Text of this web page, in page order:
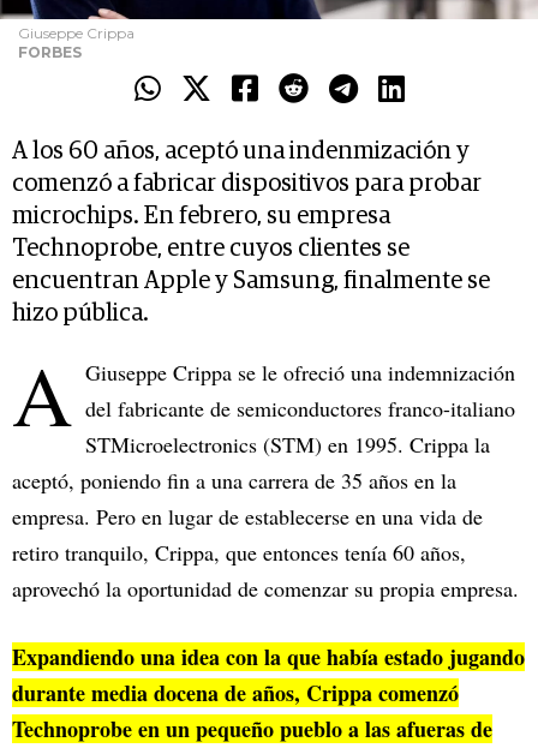
Giuseppe Crippa
FORBES
A los 60 años, aceptó una indenmización y
comenzó a fabricar dispositivos para probar
microchips. En febrero, su empresa
Technoprobe, entre cuyos clientes se
encuentran Apple y Samsung, finalmente se
hizo pública.
A Giuseppe Crippa se le ofreció una indemnización
del fabricante de semiconductores franco-italiano
STMicroelectronics (STM) en 1995. Crippa la
aceptó, poniendo fin a una carrera de 35 años en la
empresa. Pero en lugar de establecerse en una vida de
retiro tranquilo, Crippa, que entonces tenía 60 años,
aprovechó la oportunidad de comenzar su propia empresa.
Expandiendo una idea con la que había estado jugando
durante media docena de años, Crippa comenzó
Technoprobe en un pequeño pueblo a las afueras de